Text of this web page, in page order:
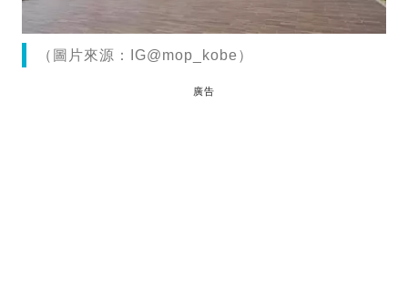
（圖片來源：IG@mop_kobe）
廣告